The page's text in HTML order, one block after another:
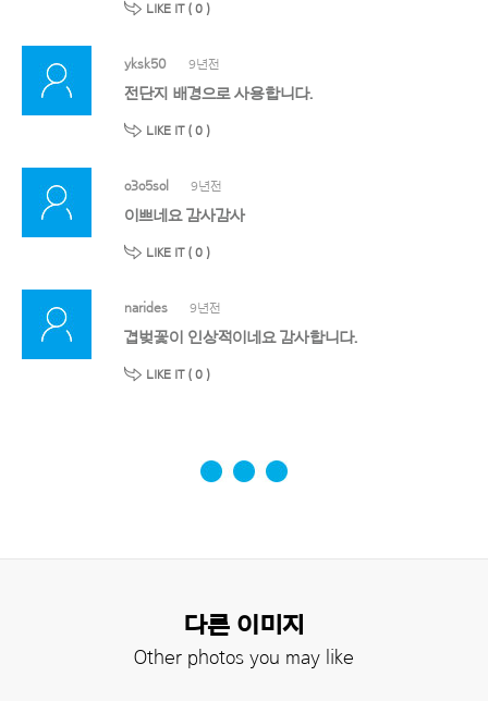
LIKE IT ( 0 )
yksk50 9년전
전단지 배경으로 사용합니다.
LIKE IT ( 0 )
o3o5sol 9년전
이쁘네요 감사감사
LIKE IT ( 0 )
narides 9년전
겹벚꽃이 인상적이네요 감사합니다.
LIKE IT ( 0 )
다른 이미지
Other photos you may like